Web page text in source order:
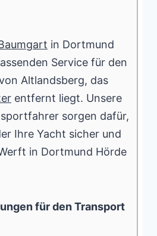
in Dortmund
Service für den
Altlandsberg, das
entfernt liegt. Unsere
sorgen dafür,
Ihre Yacht sicher und
in Dortmund Hörde
für den Transport